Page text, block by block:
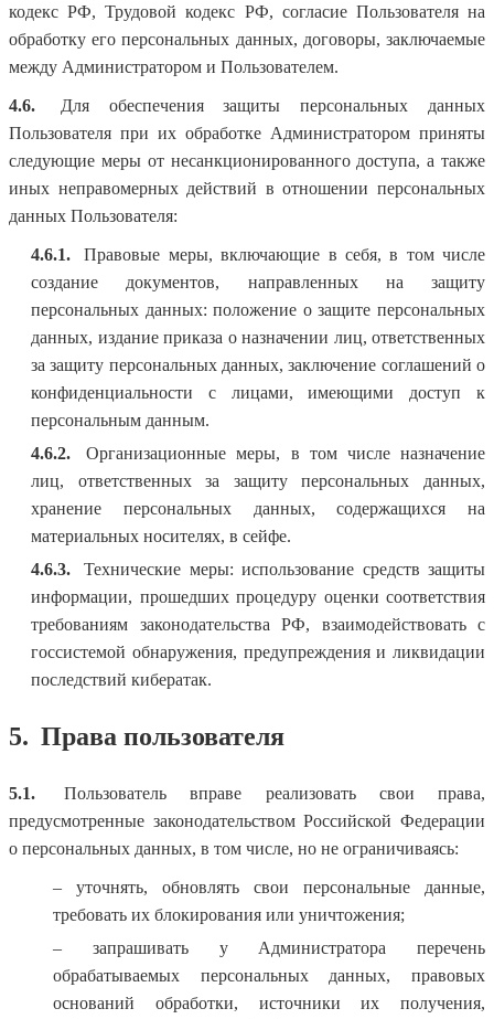
кодекс РФ, Трудовой кодекс РФ, согласие Пользователя на
обработку его персональных данных, договоры, заключаемые
между Администратором и Пользователем.
4.6.
Для обеспечения защиты персональных данных
Пользователя при их обработке Администратором приняты
следующие меры от несанкционированного доступа, а также
иных неправомерных действий в отношении персональных
данных Пользователя:
4.6.1.
Правовые меры, включающие в себя, в том числе
создание документов, направленных на защиту
персональных данных: положение о защите персональных
данных, издание приказа о назначении лиц, ответственных
за защиту персональных данных, заключение соглашений о
конфиденциальности с лицами, имеющими доступ к
персональным данным.
4.6.2.
Организационные меры, в том числе назначение
лиц, ответственных за защиту персональных данных,
хранение персональных данных, содержащихся на
материальных носителях, в сейфе.
4.6.3.
Технические меры: использование средств защиты
информации, прошедших процедуру оценки соответствия
требованиям законодательства РФ, взаимодействовать с
госсистемой обнаружения, предупреждения и ликвидации
последствий кибератак.
5. Права пользователя
5.1.
Пользователь вправе реализовать свои права,
предусмотренные законодательством Российской Федерации
о персональных данных, в том числе, но не ограничиваясь:
– уточнять, обновлять свои персональные данные,
требовать их блокирования или уничтожения;
– запрашивать у Администратора перечень
обрабатываемых персональных данных, правовых
оснований обработки, источники их получения,